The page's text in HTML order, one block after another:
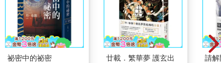
祕密中的祕密
廿載．繁華夢 護玄出
請解